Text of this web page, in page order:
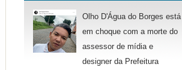
Olho D'Água do Borges está
em choque com a morte do
assessor de mídia e
designer da Prefeitura